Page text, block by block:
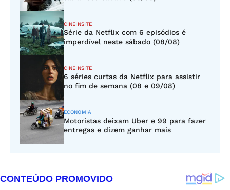
CINEINSITE
Série da Netflix com 6 episódios é
imperdível neste sábado (08/08)
CINEINSITE
6 séries curtas da Netflix para assistir
no fim de semana (08 e 09/08)
ECONOMIA
Motoristas deixam Uber e 99 para fazer
entregas e dizem ganhar mais